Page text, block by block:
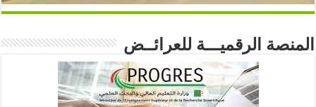
المنصة الرقميـــة للعرائــض